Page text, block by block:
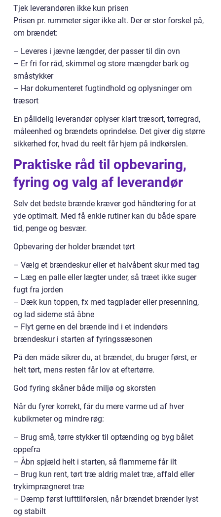
Tjek leverandøren ikke kun prisen
Prisen pr. rummeter siger ikke alt. Der er stor forskel på,
om brændet:
– Leveres i jævne længder, der passer til din ovn
– Er fri for råd, skimmel og store mængder bark og
småstykker
– Har dokumenteret fugtindhold og oplysninger om
træsort
En pålidelig leverandør oplyser klart træsort, tørregrad,
måleenhed og brændets oprindelse. Det giver dig større
sikkerhed for, hvad du reelt får hjem på indkørslen.
Praktiske råd til opbevaring,
fyring og valg af leverandør
Selv det bedste brænde kræver god håndtering for at
yde optimalt. Med få enkle rutiner kan du både spare
tid, penge og besvær.
Opbevaring der holder brændet tørt
– Vælg et brændeskur eller et halvåbent skur med tag
– Læg en palle eller lægter under, så træet ikke suger
fugt fra jorden
– Dæk kun toppen, fx med tagplader eller presenning,
og lad siderne stå åbne
– Flyt gerne en del brænde ind i et indendørs
brændeskur i starten af fyringssæsonen
På den måde sikrer du, at brændet, du bruger først, er
helt tørt, mens resten får lov at eftertørre.
God fyring skåner både miljø og skorsten
Når du fyrer korrekt, får du mere varme ud af hver
kubikmeter og mindre røg:
– Brug små, tørre stykker til optænding og byg bålet
oppefra
– Åbn spjæld helt i starten, så flammerne får ilt
– Brug kun rent, tørt træ aldrig malet træ, affald eller
trykimprægneret træ
– Dæmp først lufttilførslen, når brændet brænder lyst
og stabilt